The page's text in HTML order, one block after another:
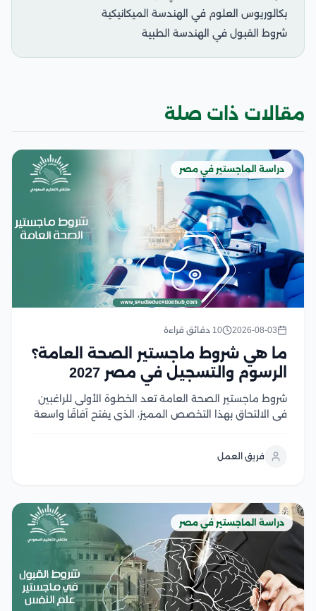
بكالوريوس العلوم في الهندسة الميكانيكية
شروط القبول في الهندسة الطبية
مقالات ذات صلة
دراسة الماجستير في مصر
2026-08-03 10 دقائق قراءة
ما هي شروط ماجستير الصحة العامة؟
الرسوم والتسجيل في مصر 2027
شروط ماجستير الصحة العامة تعد الخطوة الأولى للراغبين
في الالتحاق بهذا التخصص المميز، الذي يفتح آفاقًا واسعة
البرنامج المناسب ومعرفة متطلبات القبول أمر ضروري...
فريق العمل
دراسة الماجستير في مصر